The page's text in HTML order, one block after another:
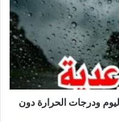
ودرجات الحرارة دون